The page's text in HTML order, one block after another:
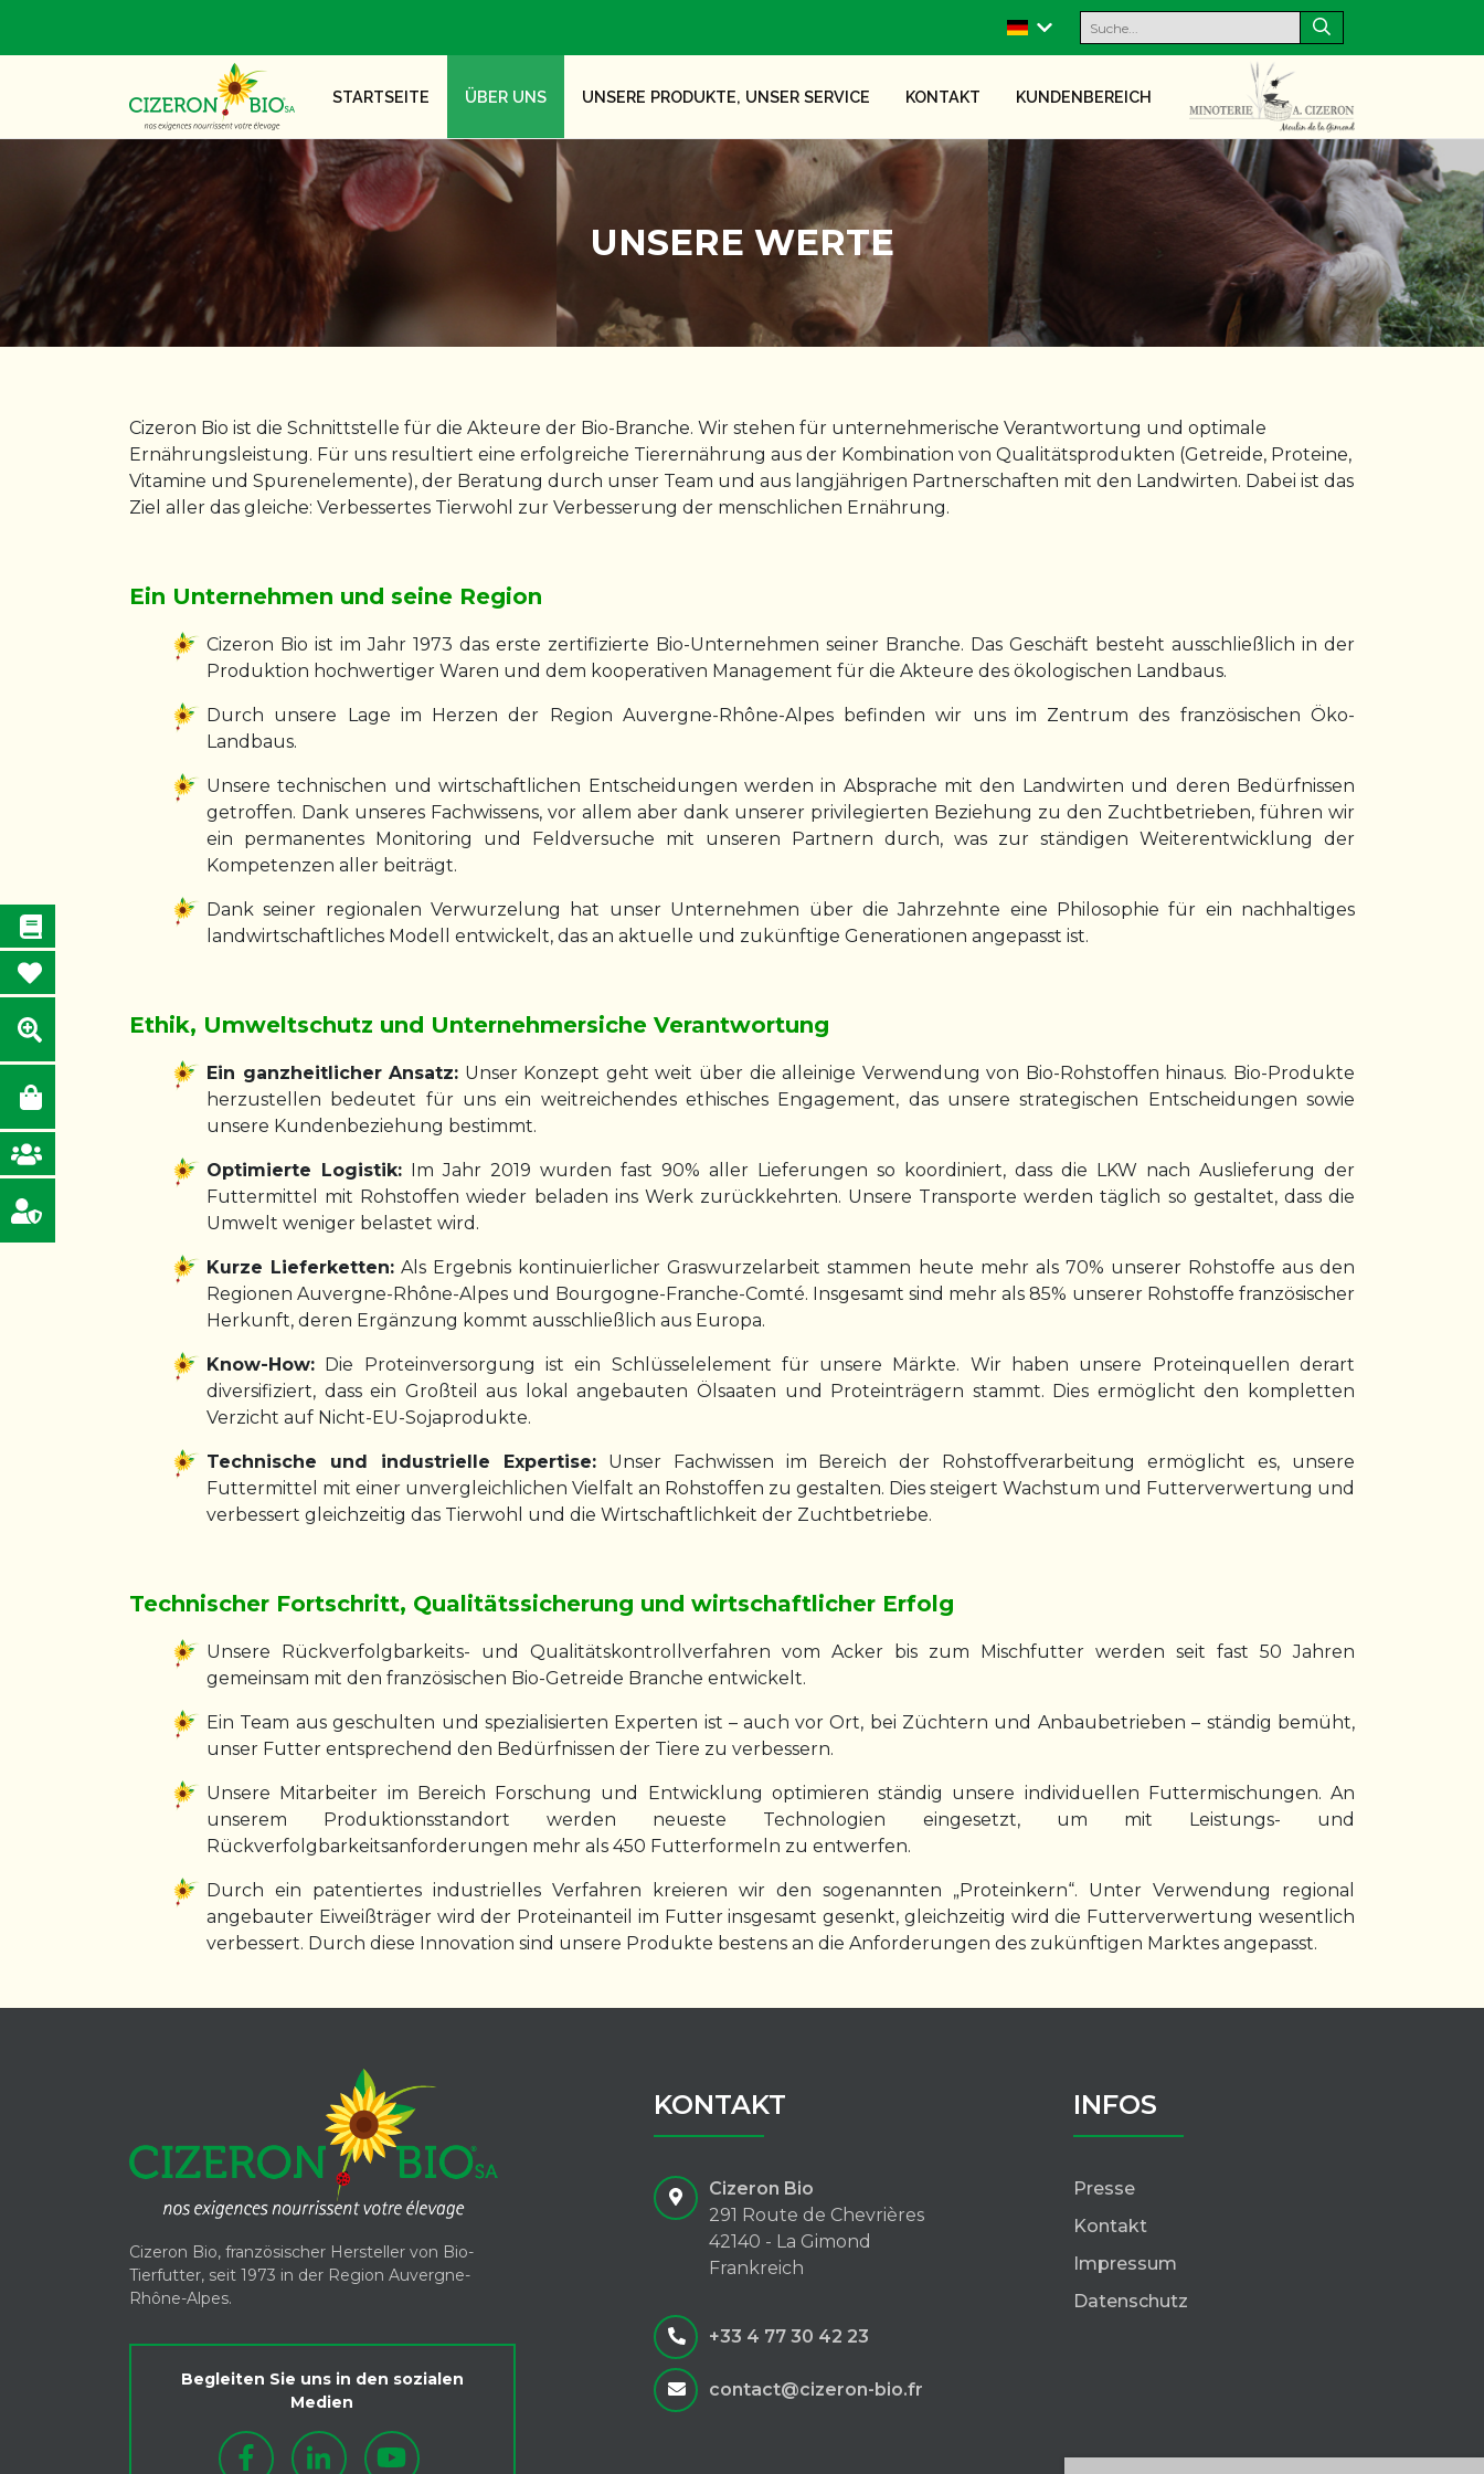
STARTSEITE ÜBER UNS UNSERE PRODUKTE, UNSER SERVICE KONTAKT KUNDENBEREICH
UNSERE WERTE
Cizeron Bio ist die Schnittstelle für die Akteure der Bio-Branche. Wir stehen für unternehmerische Verantwortung und optimale
Ernährungsleistung. Für uns resultiert eine erfolgreiche Tierernährung aus der Kombination von Qualitätsprodukten (Getreide, Proteine,
Vitamine und Spurenelemente), der Beratung durch unser Team und aus langjährigen Partnerschaften mit den Landwirten. Dabei ist das
Ziel aller das gleiche: Verbessertes Tierwohl zur Verbesserung der menschlichen Ernährung.
Ein Unternehmen und seine Region
Cizeron Bio ist im Jahr 1973 das erste zertifizierte Bio-Unternehmen seiner Branche. Das Geschäft besteht ausschließlich in der
Produktion hochwertiger Waren und dem kooperativen Management für die Akteure des ökologischen Landbaus.
Durch unsere Lage im Herzen der Region Auvergne-Rhône-Alpes befinden wir uns im Zentrum des französischen Öko-
Landbaus.
Unsere technischen und wirtschaftlichen Entscheidungen werden in Absprache mit den Landwirten und deren Bedürfnissen
getroffen. Dank unseres Fachwissens, vor allem aber dank unserer privilegierten Beziehung zu den Zuchtbetrieben, führen wir
ein permanentes Monitoring und Feldversuche mit unseren Partnern durch, was zur ständigen Weiterentwicklung der
Kompetenzen aller beiträgt.
Dank seiner regionalen Verwurzelung hat unser Unternehmen über die Jahrzehnte eine Philosophie für ein nachhaltiges
landwirtschaftliches Modell entwickelt, das an aktuelle und zukünftige Generationen angepasst ist.
Ethik, Umweltschutz und Unternehmersiche Verantwortung
Ein ganzheitlicher Ansatz: Unser Konzept geht weit über die alleinige Verwendung von Bio-Rohstoffen hinaus. Bio-Produkte
herzustellen bedeutet für uns ein weitreichendes ethisches Engagement, das unsere strategischen Entscheidungen sowie
unsere Kundenbeziehung bestimmt.
Optimierte Logistik: Im Jahr 2019 wurden fast 90% aller Lieferungen so koordiniert, dass die LKW nach Auslieferung der
Futtermittel mit Rohstoffen wieder beladen ins Werk zurückkehrten. Unsere Transporte werden täglich so gestaltet, dass die
Umwelt weniger belastet wird.
Kurze Lieferketten: Als Ergebnis kontinuierlicher Graswurzelarbeit stammen heute mehr als 70% unserer Rohstoffe aus den
Regionen Auvergne-Rhône-Alpes und Bourgogne-Franche-Comté. Insgesamt sind mehr als 85% unserer Rohstoffe französischer
Herkunft, deren Ergänzung kommt ausschließlich aus Europa.
Know-How: Die Proteinversorgung ist ein Schlüsselelement für unsere Märkte. Wir haben unsere Proteinquellen derart
diversifiziert, dass ein Großteil aus lokal angebauten Ölsaaten und Proteinträgern stammt. Dies ermöglicht den kompletten
Verzicht auf Nicht-EU-Sojaprodukte.
Technische und industrielle Expertise:Unser Fachwissen im Bereich der Rohstoffverarbeitung ermöglicht es, unsere
Futtermittel mit einer unvergleichlichen Vielfalt an Rohstoffen zu gestalten. Dies steigert Wachstum und Futterverwertung und
verbessert gleichzeitig das Tierwohl und die Wirtschaftlichkeit der Zuchtbetriebe.
Technischer Fortschritt, Qualitätssicherung und wirtschaftlicher Erfolg
Unsere Rückverfolgbarkeits- und Qualitätskontrollverfahren vom Acker bis zum Mischfutter werden seit fast 50 Jahren
gemeinsam mit den französischen Bio-Getreide Branche entwickelt.
Ein Team aus geschulten und spezialisierten Experten ist – auch vor Ort, bei Züchtern und Anbaubetrieben – ständig bemüht,
unser Futter entsprechend den Bedürfnissen der Tiere zu verbessern.
Unsere Mitarbeiter im Bereich Forschung und Entwicklung optimieren ständig unsere individuellen Futtermischungen. An
unserem Produktionsstandort werden neueste Technologien eingesetzt, um mit Leistungs- und
Rückverfolgbarkeitsanforderungen mehr als 450 Futterformeln zu entwerfen.
Durch ein patentiertes industrielles Verfahren kreieren wir den sogenannten „Proteinkern“. Unter Verwendung regional
angebauter Eiweißträger wird der Proteinanteil im Futter insgesamt gesenkt, gleichzeitig wird die Futterverwertung wesentlich
verbessert. Durch diese Innovation sind unsere Produkte bestens an die Anforderungen des zukünftigen Marktes angepasst.
Cizeron Bio, französischer Hersteller von Bio-
Tierfutter, seit 1973 in der Region Auvergne-
Rhône-Alpes.
Begleiten Sie uns in den sozialen
Medien
KONTAKT
Cizeron Bio
291 Route de Chevrières
42140 - La Gimond
Frankreich
+33 4 77 30 42 23
contact@cizeron-bio.fr
INFOS
Presse
Kontakt
Impressum
Datenschutz